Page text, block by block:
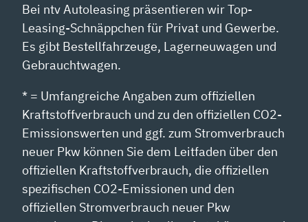
Bei ntv Autoleasing präsentieren wir Top-
Leasing-Schnäppchen für Privat und Gewerbe.
Es gibt Bestellfahrzeuge, Lagerneuwagen und
Gebrauchtwagen.
* = Umfangreiche Angaben zum offiziellen
Kraftstoffverbrauch und zu den offiziellen CO2-
Emissionswerten und ggf. zum Stromverbrauch
neuer Pkw können Sie dem Leitfaden über den
offiziellen Kraftstoffverbrauch, die offiziellen
spezifischen CO2-Emissionen und den
offiziellen Stromverbrauch neuer Pkw